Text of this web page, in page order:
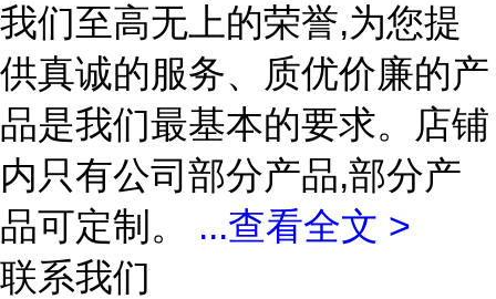
我们至高无上的荣誉,为您提
供真诚的服务、质优价廉的产
品是我们最基本的要求。店铺
内只有公司部分产品,部分产
品可定制。 ...查看全文 >
联系我们